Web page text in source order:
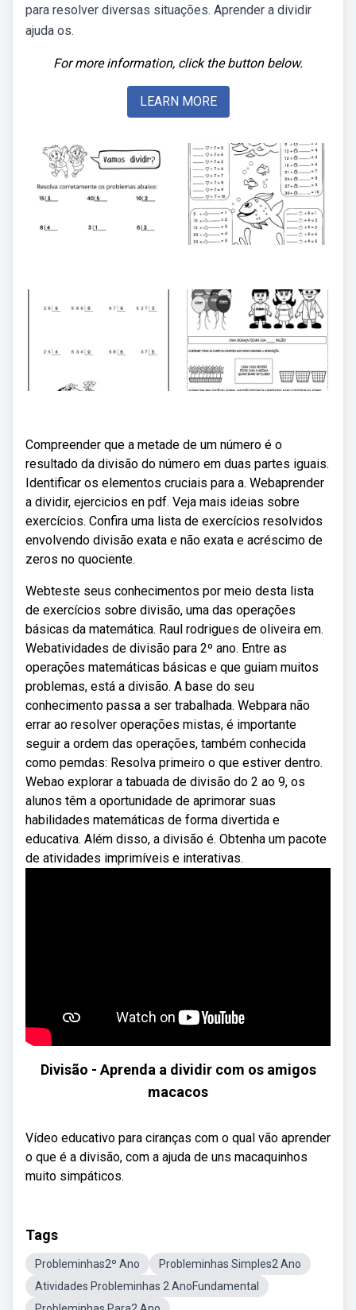
para resolver diversas situações. Aprender a dividir
ajuda os.
For more information, click the button below.
LEARN MORE
Compreender que a metade de um número é o
resultado da divisão do número em duas partes iguais.
Identificar os elementos cruciais para a. Webaprender
a dividir, ejercicios en pdf. Veja mais ideias sobre
exercícios. Confira uma lista de exercícios resolvidos
envolvendo divisão exata e não exata e acréscimo de
zeros no quociente.
Webteste seus conhecimentos por meio desta lista
de exercícios sobre divisão, uma das operações
básicas da matemática. Raul rodrigues de oliveira em.
Webatividades de divisão para 2º ano. Entre as
operações matemáticas básicas e que guiam muitos
problemas, está a divisão. A base do seu
conhecimento passa a ser trabalhada. Webpara não
errar ao resolver operações mistas, é importante
seguir a ordem das operações, também conhecida
como pemdas: Resolva primeiro o que estiver dentro.
Webao explorar a tabuada de divisão do 2 ao 9, os
alunos têm a oportunidade de aprimorar suas
habilidades matemáticas de forma divertida e
educativa. Além disso, a divisão é. Obtenha um pacote
de atividades imprimíveis e interativas.
Divisão - Aprenda a dividir com os amigos
macacos
Vídeo educativo para ciranças com o qual vão aprender
o que é a divisão, com a ajuda de uns macaquinhos
muito simpáticos.
Tags
Probleminhas2º Ano
Probleminhas Simples2 Ano
Atividades Probleminhas 2 AnoFundamental